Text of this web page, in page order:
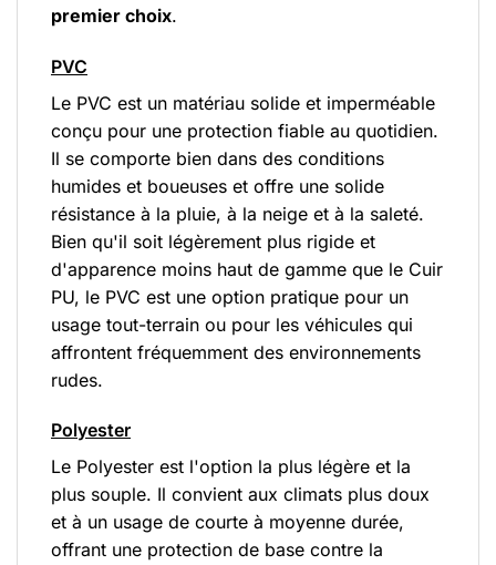
premier choix.
PVC
Le PVC est un matériau solide et imperméable
conçu pour une protection fiable au quotidien.
Il se comporte bien dans des conditions
humides et boueuses et offre une solide
résistance à la pluie, à la neige et à la saleté.
Bien qu'il soit légèrement plus rigide et
d'apparence moins haut de gamme que le Cuir
PU, le PVC est une option pratique pour un
usage tout-terrain ou pour les véhicules qui
affrontent fréquemment des environnements
rudes.
Polyester
Le Polyester est l'option la plus légère et la
plus souple. Il convient aux climats plus doux
et à un usage de courte à moyenne durée,
offrant une protection de base contre la